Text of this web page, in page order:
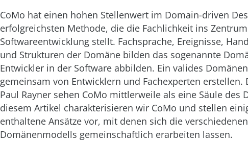
CoMo hat einen hohen Stellenwert im Domain-driven
erfolgreichsten Methode, die die Fachlichkeit ins
Softwareentwicklung stellt. Fachsprache, Ereignisse,
und Strukturen der Domäne bilden das sogenannte
Entwickler in der Software abbilden. Ein valides
gemeinsam von Entwicklern und Fachexperten erstellen.
Paul Rayner sehen CoMo mittlerweile als eine Säule des
diesem Artikel charakterisieren wir CoMo und stellen
enthaltene Ansätze vor, mit denen sich die
Domänenmodells gemeinschaftlich erarbeiten lassen.